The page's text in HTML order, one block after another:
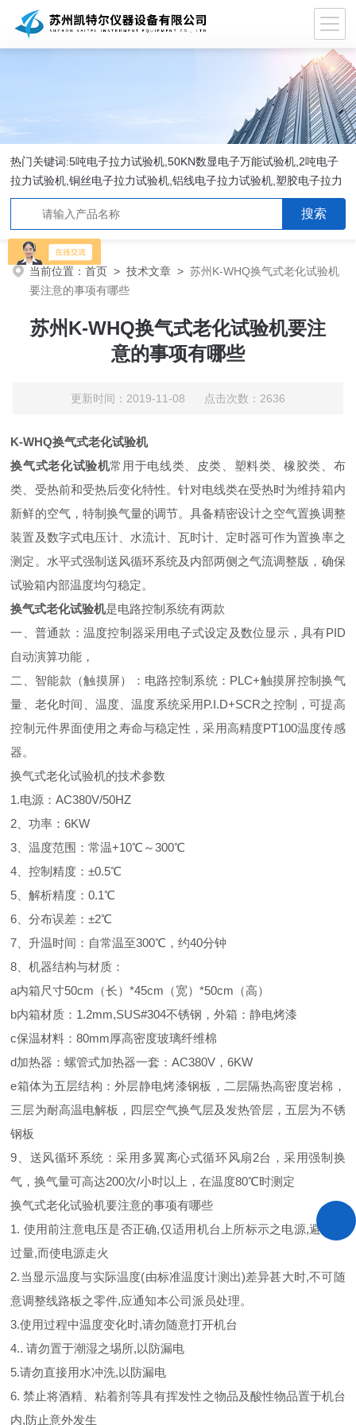
热门关键词:5吨电子拉力试验机,50KN数显电子万能试验机,2吨电子
拉力试验机,铜丝电子拉力试验机,铝线电子拉力试验机,塑胶电子拉力
试验机.
当前位置：首页 >技术文章 >苏州K-WHQ换气式老化试验机
要注意的事项有哪些
苏州K-WHQ换气式老化试验机要注
意的事项有哪些
更新时间：2019-11-08 点击次数：2636
K-WHQ换气式老化试验机
换气式老化试验机常用于电线类、皮类、塑料类、橡胶类、布
类、受热前和受热后变化特性。针对电线类在受热时为维持箱内
新鲜的空气，特制换气量的调节。具备精密设计之空气置换调整
装置及数字式电压计、水流计、瓦时计、定时器可作为置换率之
测定。水平式强制送风循环系统及内部两侧之气流调整版，确保
试验箱内部温度均匀稳定。
换气式老化试验机是电路控制系统有两款
一、普通款：温度控制器采用电子式设定及数位显示，具有PID
自动演算功能，
二、智能款（触摸屏）：电路控制系统：PLC+触摸屏控制换气
量、老化时间、温度、温度系统采用P.I.D+SCR之控制，可提高
控制元件界面使用之寿命与稳定性，采用高精度PT100温度传感
器。
换气式老化试验机的技术参数
1.电源：AC380V/50HZ
2、功率：6KW
3、温度范围：常温+10℃～300℃
4、控制精度：±0.5℃
5、解析精度：0.1℃
6、分布误差：±2℃
7、升温时间：自常温至300℃，约40分钟
8、机器结构与材质：
a内箱尺寸50cm（长）*45cm（宽）*50cm（高）
b内箱材质：1.2mm,SUS#304不锈钢，外箱：静电烤漆
c保温材料：80mm厚高密度玻璃纤维棉
d加热器：螺管式加热器一套：AC380V，6KW
e箱体为五层结构：外层静电烤漆钢板，二层隔热高密度岩棉，
三层为耐高温电解板，四层空气换气层及发热管层，五层为不锈
钢板
9、送风循环系统：采用多翼离心式循环风扇2台，采用强制换
气，换气量可高达200次/小时以上，在温度80℃时测定
换气式老化试验机要注意的事项有哪些
1. 使用前注意电压是否正确,仅适用机台上所标示之电源,避免电
过量,而使电源走火
2.当显示温度与实际温度(由标准温度计测出)差异甚大时,不可随
意调整线路板之零件,应通知本公司派员处理。
3.使用过程中温度变化时,请勿随意打开机台
4.. 请勿置于潮湿之埸所,以防漏电
5.请勿直接用水冲洗,以防漏电
6. 禁止将酒精、粘着剂等具有挥发性之物品及酸性物品置于机台
内,防止意外发生